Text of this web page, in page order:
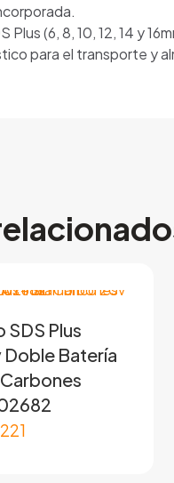
Plus (6, 8, 10, 12, 14 y
para el transporte y
Plus
Batería
221